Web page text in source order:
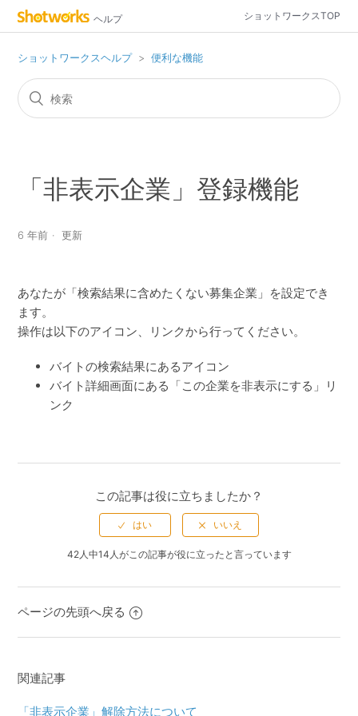
ヘルプ ショットワークスTOP
ショットワークスヘルプ 便利な機能
「非表示企業」登録機能
6 年前 更新
あなたが「検索結果に含めたくない募集企業」を設定でき
ます。
操作は以下のアイコン、リンクから行ってください。
バイトの検索結果にあるアイコン
バイト詳細画面にある「この企業を非表示にする」リ
ンク
この記事は役に立ちましたか？
42人中14人がこの記事が役に立ったと言っています
ページの先頭へ戻る
関連記事
「非表示企業」解除方法について